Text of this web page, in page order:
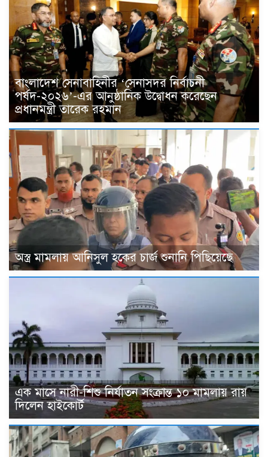
বাংলাদেশ সেনাবাহিনীর ‘সেনাসদর নির্বাচনী
পর্ষদ-২০২৬’-এর আনুষ্ঠানিক উদ্বোধন করেছেন
প্রধানমন্ত্রী তারেক রহমান
অস্ত্র মামলায় আনিসুল হকের চার্জ শুনানি পিছিয়েছে
এক মাসে নারী-শিশু নির্যাতন সংক্রান্ত ১০ মামলায় রায়
দিলেন হাইকোর্ট